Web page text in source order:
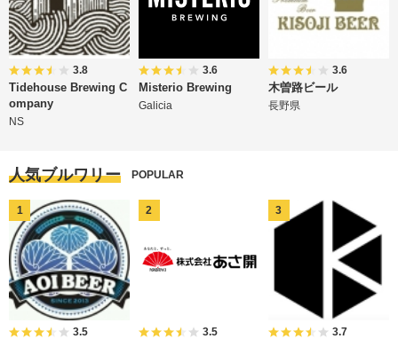
3.8
Tidehouse Brewing C
ompany
NS
3.6
Misterio Brewing
Galicia
3.6
木曽路ビール
長野県
人気ブルワリー POPULAR
3.5 3.5 3.7